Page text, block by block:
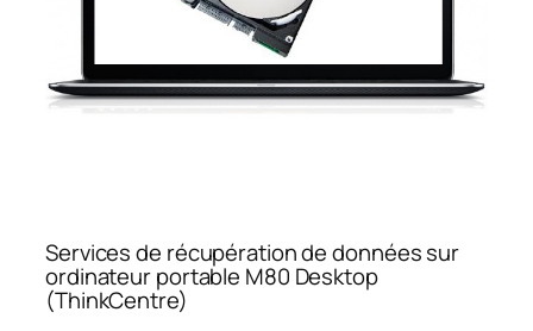
Services de récupération de données sur
ordinateur portable M80 Desktop
(ThinkCentre)